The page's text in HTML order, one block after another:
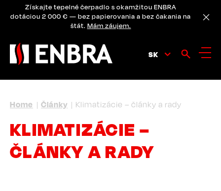
Získajte tepelné čerpadlo s okamžitou ENBRA
dotáciou 2 000 € — bez papierovania a bez čakania na
štát. Mám záujem.
SK
BREADCRUMB
Home Články Klimatizácie – články a rady
KLIMATIZÁCIE –
ČLÁNKY A RADY